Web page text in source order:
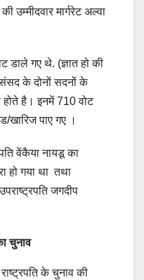
उम्मीदवार मार्गरेट अल्वा
डाले गए थे. (ज्ञात हो की
संसद के दोनों सदनों के
होते है। इनमें 710 वोट
खारिज पाए गए ।
वेंकैया नायडू का
हो गया था तथा
जगदीप
चुनाव
के चुनाव की